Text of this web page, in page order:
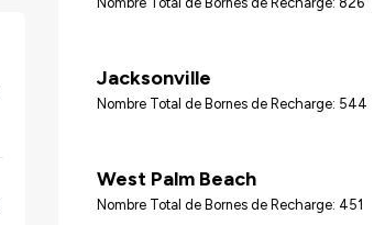
Jacksonville
Nombre Total de Bornes de Recharge: 544
West Palm Beach
Nombre Total de Bornes de Recharge: 451